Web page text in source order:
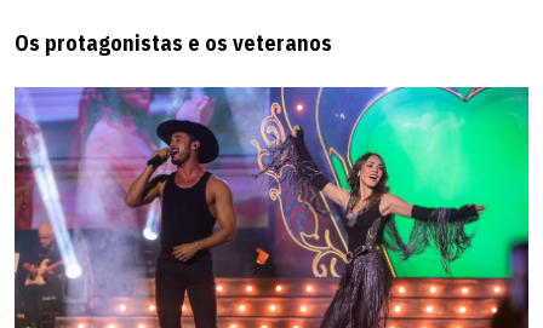
Os protagonistas e os veteranos